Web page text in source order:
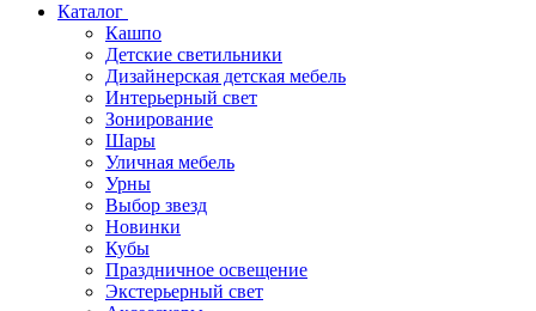
Каталог
Кашпо
Детские светильники
Дизайнерская детская мебель
Интерьерный свет
Зонирование
Шары
Уличная мебель
Урны
Выбор звезд
Новинки
Кубы
Праздничное освещение
Экстерьерный свет